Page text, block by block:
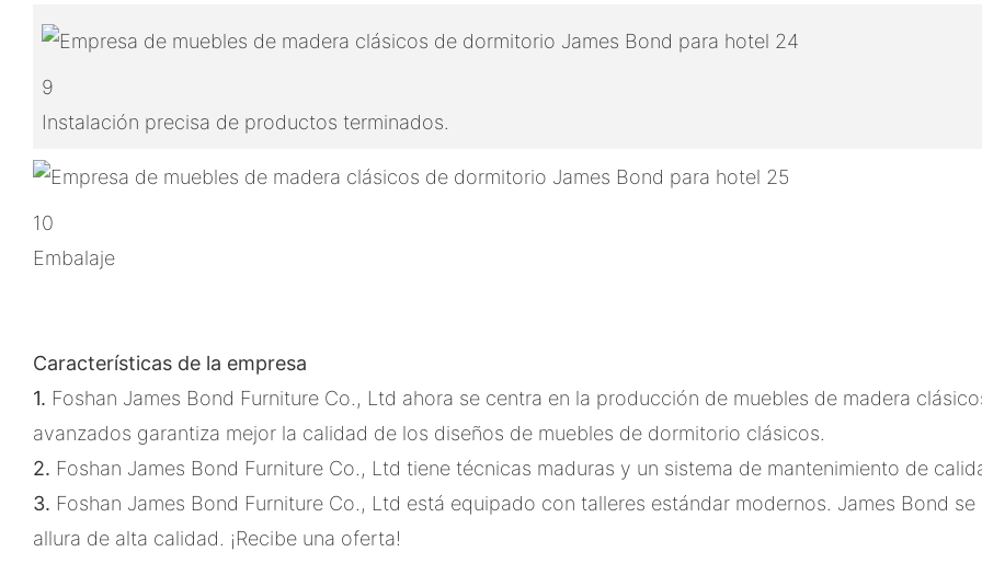
9
Instalación precisa de productos terminados.
10
Embalaje
Características de la empresa
1. Foshan James Bond Furniture Co., Ltd ahora se centra en la producción de muebles de madera
avanzados garantiza mejor la calidad de los diseños de muebles de dormitorio clásicos.
2. Foshan James Bond Furniture Co., Ltd tiene técnicas maduras y un sistema de mantenimiento de
3. Foshan James Bond Furniture Co., Ltd está equipado con talleres estándar modernos. James Bond
allura de alta calidad. ¡Recibe una oferta!